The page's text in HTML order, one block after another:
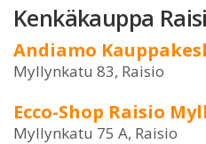
Kenkäkauppa
Andiamo
Myllynkatu 83, Raisio
Ecco-Shop Raisio
Myllynkatu 75 A, Raisio